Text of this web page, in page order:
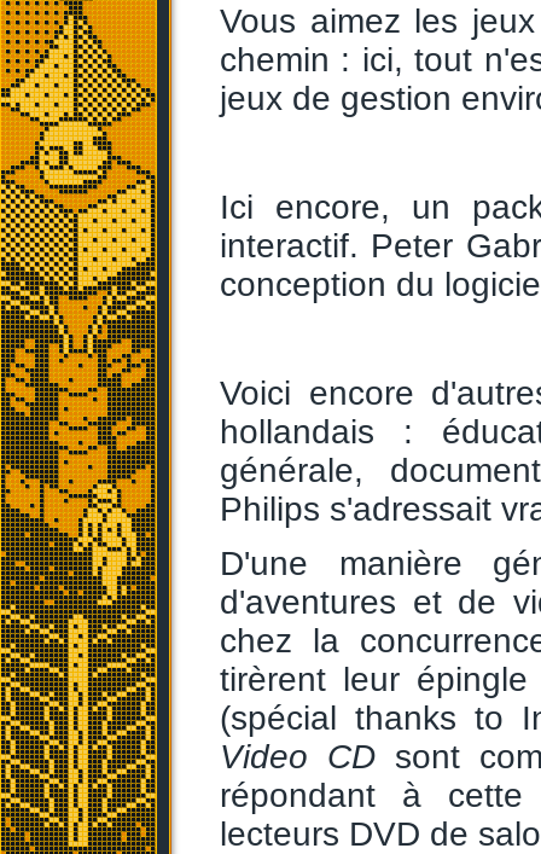
Vous aimez les
chemin : ici, tout
jeux de gestion
Ici encore, un
interactif. Peter
conception du
Voici encore
hollandais :
générale,
Philips s'adressait
D'une manière
d'aventures et de
chez la
tirèrent leur
(spécial thanks to
Video CD sont
répondant à
lecteurs DVD de